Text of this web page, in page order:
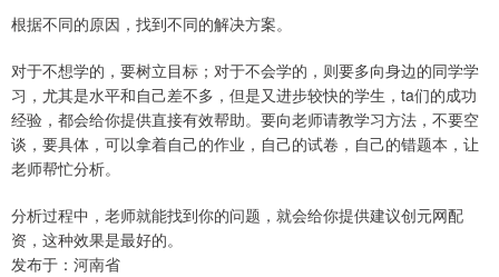
根据不同的原因，找到不同的解决方案。
对于不想学的，要树立目标；对于不会学的，则要多向身边的同学学
习，尤其是水平和自己差不多，但是又进步较快的学生，ta们的成功
经验，都会给你提供直接有效帮助。要向老师请教学习方法，不要空
谈，要具体，可以拿着自己的作业，自己的试卷，自己的错题本，让
老师帮忙分析。
分析过程中，老师就能找到你的问题，就会给你提供建议创元网配
资，这种效果是最好的。
发布于：河南省